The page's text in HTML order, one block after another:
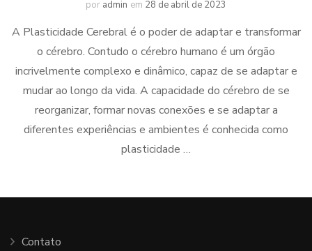
por admin em 28 de abril de 2023
A Plasticidade Cerebral é o poder de adaptar e transformar
o cérebro. Contudo o cérebro humano é um órgão
incrivelmente complexo e dinâmico, capaz de se adaptar e
mudar ao longo da vida. A capacidade do cérebro de se
reorganizar, formar novas conexões e se adaptar a
diferentes experiências e ambientes é conhecida como
plasticidade …
Contato